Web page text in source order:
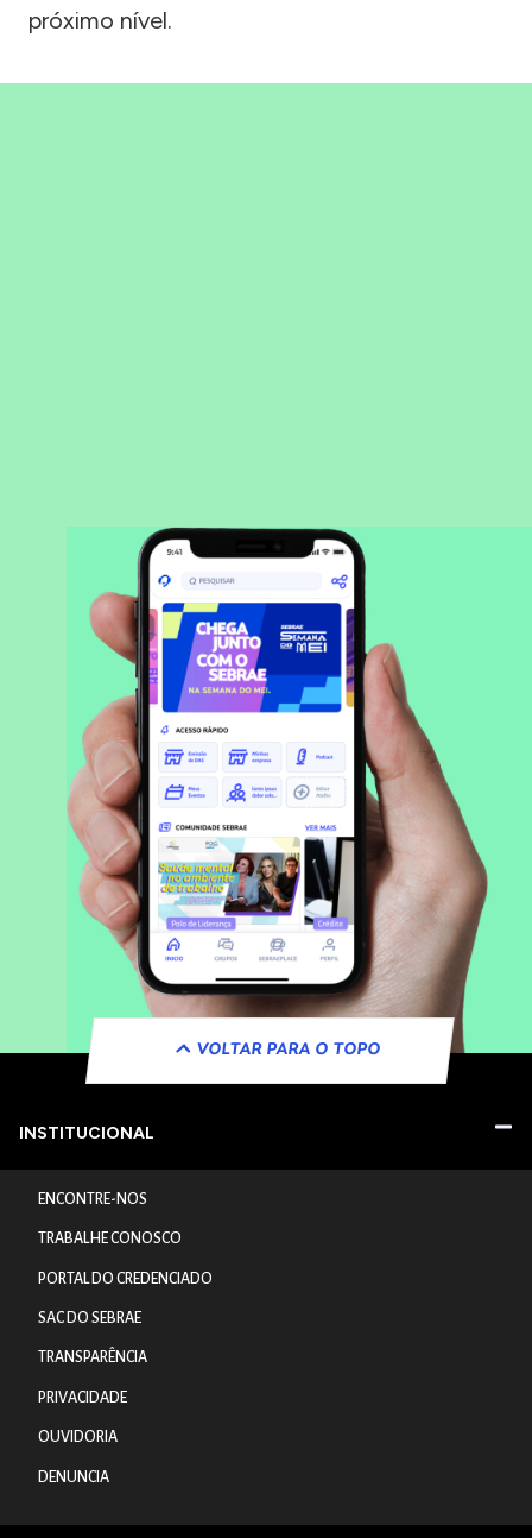
próximo nível.
VOLTAR PARA O TOPO
INSTITUCIONAL
ENCONTRE-NOS
TRABALHE CONOSCO
PORTAL DO CREDENCIADO
SAC DO SEBRAE
TRANSPARÊNCIA
PRIVACIDADE
OUVIDORIA
DENUNCIA